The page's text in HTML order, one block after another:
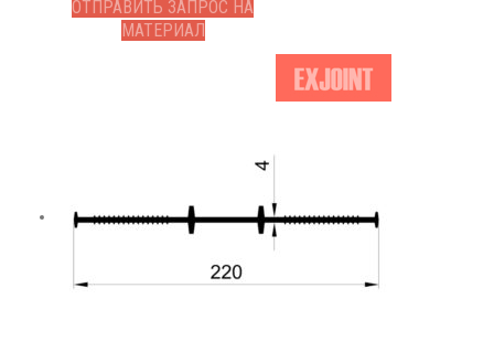
ОТПРАВИТЬ ЗАПРОС НА
МАТЕРИАЛ